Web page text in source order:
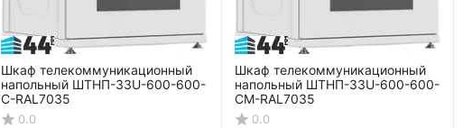
Шкаф телекоммуникационный
напольный ШТНП-33U-600-600-
С-RAL7035
0.0
Шкаф телекоммуникационный
напольный ШТНП-33U-600-600-
СМ-RAL7035
0.0